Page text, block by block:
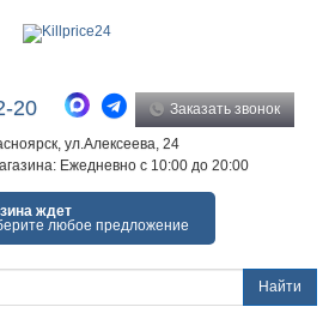
20 Заказать звонок
ул.Алексеева, 24
Ежедневно с 10:00 до 20:00
ждет
любое предложение
Найти